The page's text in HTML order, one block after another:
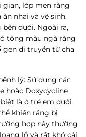
gian, lớp men răng
nhai và vệ sinh,
dưới. Ngoài ra,
tông màu ngà răng
di truyền từ cha
lý: Sử dụng các
hoặc Doxycycline
là ở trẻ em dưới
khiến răng bị
hợp này thường
lổ và rất khó cải